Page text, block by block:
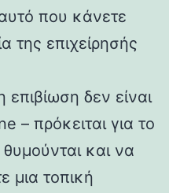
που κάνετε
της επιχείρησής
δεν είναι
– πρόκειται για το
και να
μια τοπική